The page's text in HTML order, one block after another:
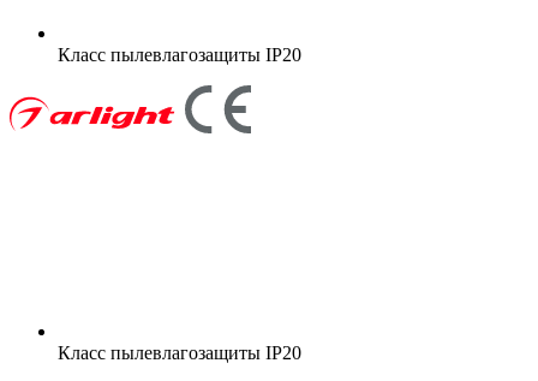
Класс пылевлагозащиты IP20
Класс пылевлагозащиты IP20